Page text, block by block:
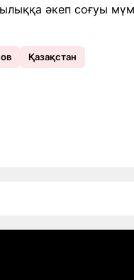
әкеп соғуы
Қазақстан